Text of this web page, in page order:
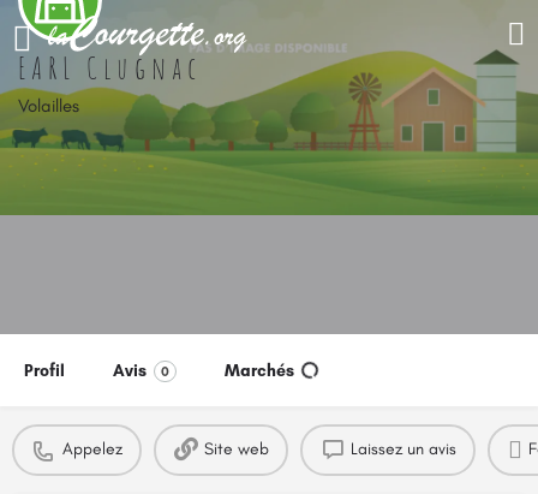
EARL Clugnac
Volailles
Profil Avis 0 Marchés
Appelez Site web Laissez un avis